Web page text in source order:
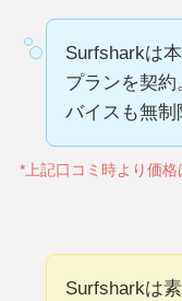
Surfsharkは
プランを契
バイスも無制
*上記口コミ時より価
Surfsharkは